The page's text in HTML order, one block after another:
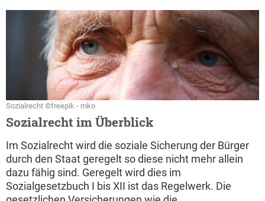
Sozialrecht ©freepik - mko
Sozialrecht im Überblick
Im Sozialrecht wird die soziale Sicherung der Bürger
durch den Staat geregelt so diese nicht mehr allein
dazu fähig sind. Geregelt wird dies im
Sozialgesetzbuch I bis XII ist das Regelwerk. Die